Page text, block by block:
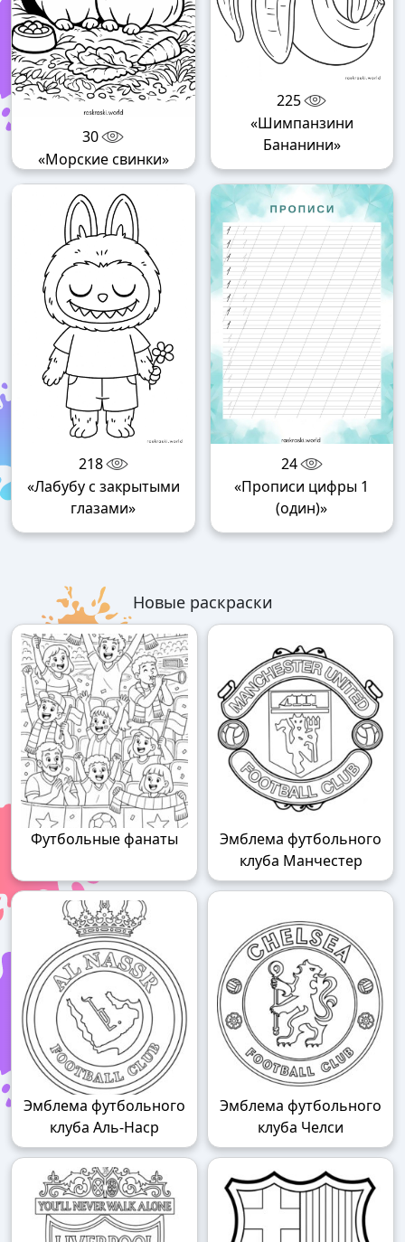
30
«Морские свинки»
225
«Шимпанзини
Бананини»
218
«Лабубу с закрытыми
глазами»
24
«Прописи цифры 1
(один)»
Новые раскраски
Футбольные фанаты
Эмблема футбольного
клуба Манчестер
Эмблема футбольного
клуба Аль-Наср
Эмблема футбольного
клуба Челси